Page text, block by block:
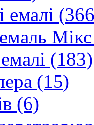
емалі
(183)
(15)
(6)